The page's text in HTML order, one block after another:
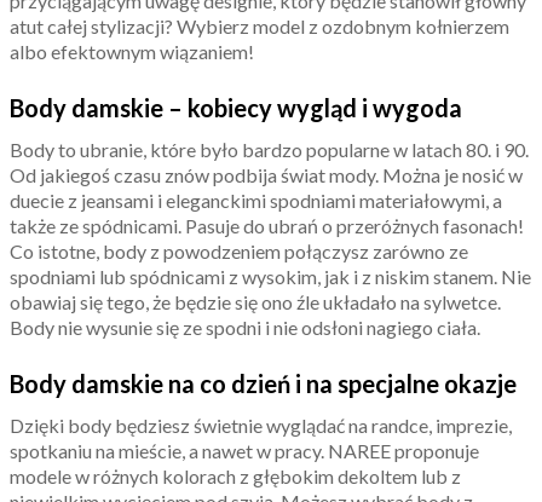
atut całej stylizacji? Wybierz model z ozdobnym kołnierzem
albo efektownym wiązaniem!
Body damskie – kobiecy wygląd i wygoda
Body to ubranie, które było bardzo popularne w latach 80. i 90.
Od jakiegoś czasu znów podbija świat mody. Można je nosić w
duecie z jeansami i eleganckimi spodniami materiałowymi, a
także ze spódnicami. Pasuje do ubrań o przeróżnych fasonach!
Co istotne, body z powodzeniem połączysz zarówno ze
spodniami lub spódnicami z wysokim, jak i z niskim stanem. Nie
obawiaj się tego, że będzie się ono źle układało na sylwetce.
Body nie wysunie się ze spodni i nie odsłoni nagiego ciała.
Body damskie na co dzień i na specjalne okazje
Dzięki body będziesz świetnie wyglądać na randce, imprezie,
spotkaniu na mieście, a nawet w pracy. NAREE proponuje
modele w różnych kolorach z głębokim dekoltem lub z